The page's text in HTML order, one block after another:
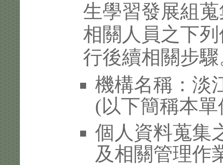
生學習發展組
相關人員之下
行後續相關步
機構名稱：淡
(以下簡稱本單
個人資料蒐集
及相關管理作